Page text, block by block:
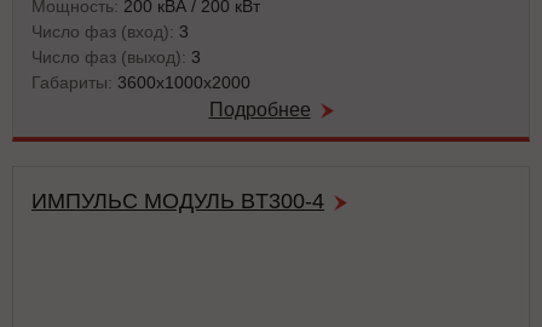
Мощность: 200 кВА / 200 кВт
Число фаз (вход): 3
Число фаз (выход): 3
Габариты: 3600х1000х2000
Подробнее
ИМПУЛЬС МОДУЛЬ BT300-4